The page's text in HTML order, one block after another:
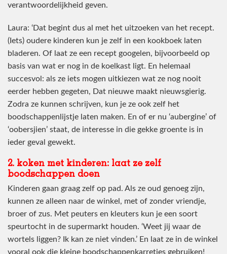
verantwoordelijkheid geven.
Laura: ‘Dat begint dus al met het uitzoeken van het recept.
(Iets) oudere kinderen kun je zelf in een kookboek laten
bladeren. Of laat ze een recept googelen, bijvoorbeeld op
basis van wat er nog in de koelkast ligt. En helemaal
succesvol: als ze iets mogen uitkiezen wat ze nog nooit
eerder hebben gegeten, Dat nieuwe maakt nieuwsgierig.
Zodra ze kunnen schrijven, kun je ze ook zelf het
boodschappenlijstje laten maken. En of er nu ‘aubergine’ of
‘oobersjien’ staat, de interesse in die gekke groente is in
ieder geval gewekt.
2. koken met kinderen: laat ze zelf
boodschappen doen
Kinderen gaan graag zelf op pad. Als ze oud genoeg zijn,
kunnen ze alleen naar de winkel, met of zonder vriendje,
broer of zus. Met peuters en kleuters kun je een soort
speurtocht in de supermarkt houden. ‘Weet jij waar de
wortels liggen? Ik kan ze niet vinden.’ En laat ze in de winkel
vooral ook die kleine boodschappenkarretjes gebruiken!